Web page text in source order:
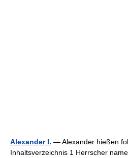
Alexander I. — Alexander hießen
Inhaltsverzeichnis 1 Herrscher